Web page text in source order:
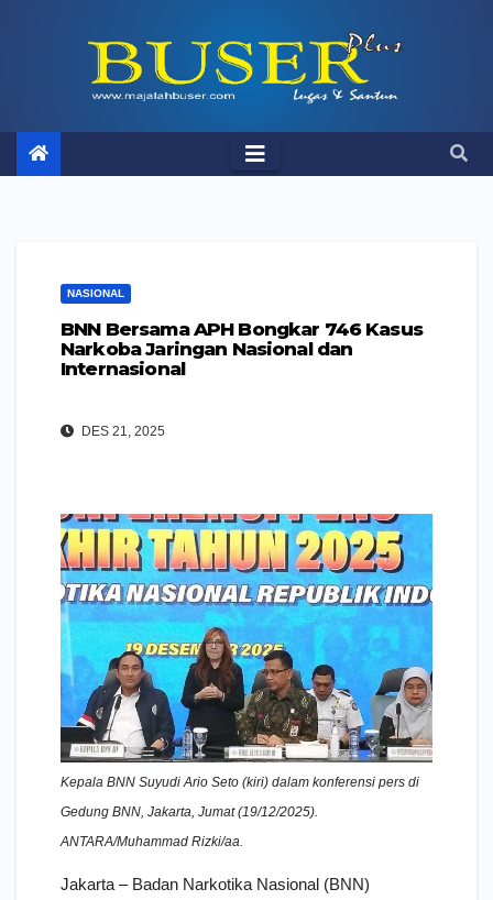
NASIONAL
BNN Bersama APH Bongkar 746 Kasus
Narkoba Jaringan Nasional dan
Internasional
DES 21, 2025
Kepala BNN Suyudi Ario Seto (kiri) dalam konferensi pers di
Gedung BNN, Jakarta, Jumat (19/12/2025).
ANTARA/Muhammad Rizki/aa.
Jakarta – Badan Narkotika Nasional (BNN)